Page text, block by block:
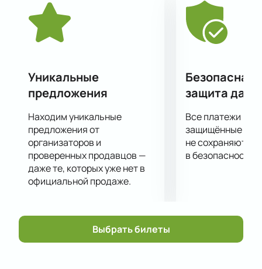
фестивалях разных уровней и является лауреатом
многочисленных премий, а также участвует в
концертах филармонии.
Уникальные
предложения
Находим уникальные
предложения от
организаторов и
проверенных продавцов —
даже те, которых уже нет в
официальной продаже.
Безопасная
защита
Все платежи
защищённые
не сохраняются
в безопасности.
Выбрать билеты